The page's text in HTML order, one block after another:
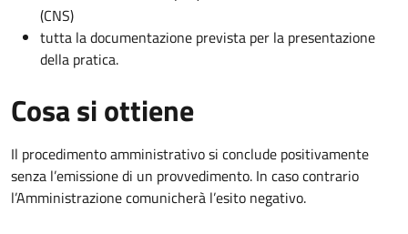
(CNS)
tutta la documentazione prevista per la presentazione
della pratica.
Cosa si ottiene
Il procedimento amministrativo si conclude positivamente
senza l’emissione di un provvedimento. In caso contrario
l’Amministrazione comunicherà l’esito negativo.